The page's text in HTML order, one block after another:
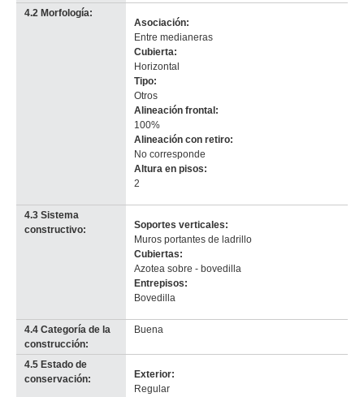
4.2 Morfología:
Asociación:
Entre medianeras
Cubierta:
Horizontal
Tipo:
Otros
Alineación frontal:
100%
Alineación con retiro:
No corresponde
-
no
Altura en pisos:
2
4.3 Sistema
constructivo:
Soportes verticales:
Muros portantes de ladrillo
Cubiertas:
Azotea sobre - bovedilla
Entrepisos:
Bovedilla
4.4 Categoría de la
construcción:
Buena
4.5 Estado de
conservación:
Exterior:
Regular